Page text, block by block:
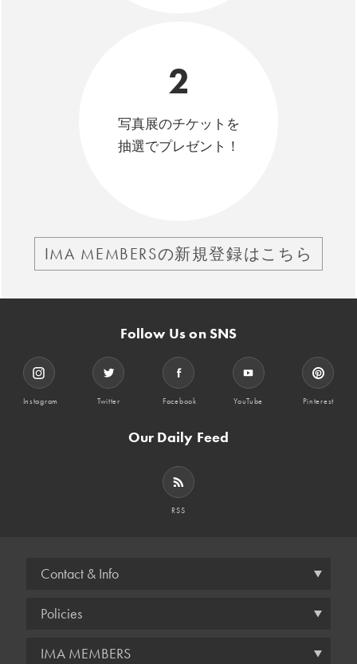
2
写真展のチケットを
抽選でプレゼント！
IMA MEMBERSの新規登録はこちら
Follow Us on SNS
Instagram Twitter Facebook YouTube Pinterest
Our Daily Feed
RSS
Contact & Info
Policies
IMA MEMBERS